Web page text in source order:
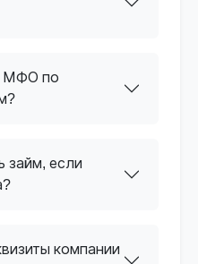
МФО по
займ, если
компании